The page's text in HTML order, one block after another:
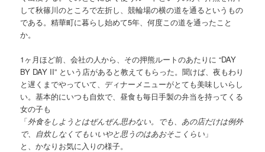
して秋篠川のところで左折し、競輪場の横の道を通るというもの
である。精華町に暮らし始めて5年、何度この道を通ったこと
か。
1ヶ月ほど前、会社の人から、その押熊ルートのあたりに “DAY
BY DAY II” という店があると教えてもらった。聞けば、夜もわり
と遅くまでやっていて、ディナーメニューがとても美味しいらし
い。基本的にいつも自炊で、昼食も毎日手製の弁当を持ってくる
女の子も
「外食をしようとはぜんぜん思わない。でも、あの店だけは例外
で、自炊しなくてもいいやと思うのはあおそこくらい 」
と、かなりお気に入りの様子。